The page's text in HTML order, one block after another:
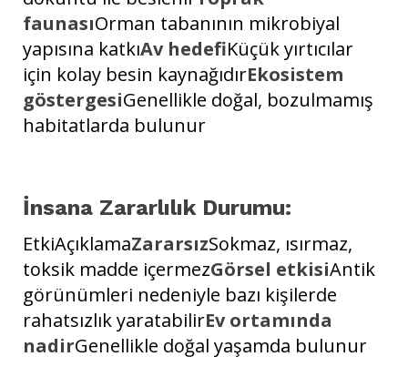
faunasıOrman tabanının mikrobiyal
yapısına katkıAv hedefiKüçük yırtıcılar
için kolay besin kaynağıdırEkosistem
göstergesiGenellikle doğal, bozulmamış
habitatlarda bulunur
İnsana Zararlılık Durumu:
EtkiAçıklamaZararsızSokmaz, ısırmaz,
toksik madde içermezGörsel etkisiAntik
görünümleri nedeniyle bazı kişilerde
rahatsızlık yaratabilirEv ortamında
nadirGenellikle doğal yaşamda bulunur